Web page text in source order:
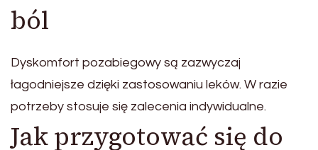
ból
Dyskomfort pozabiegowy są zazwyczaj
łagodniejsze dzięki zastosowaniu leków. W razie
potrzeby stosuje się zalecenia indywidualne.
Jak przygotować się do